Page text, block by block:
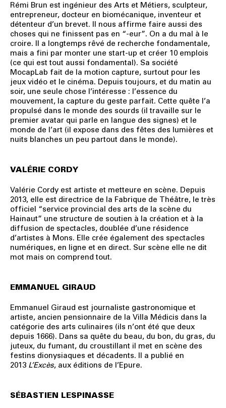
Rémi Brun est ingénieur des Arts et Métiers, sculpteur,
entrepreneur, docteur en biomécanique, inventeur et
détenteur d’un brevet. Il nous affirme faire aussi des
choses qui ne finissent pas en “-eur”. On a du mal à le
croire. Il a longtemps rêvé de recherche fondamentale,
mais a fini par monter une start-up et créer 10 emplois
(ce qui est tout aussi fondamental). Sa société
MocapLab fait de la motion capture, surtout pour les
jeux vidéo et le cinéma. Depuis toujours, et du matin au
soir, une seule chose l’intéresse : l’essence du
mouvement, la capture du geste parfait. Cette quête l’a
propulsé dans le monde des sourds (il travaille sur le
premier avatar qui parle en langue des signes) et le
monde de l’art (il expose dans des fêtes des lumières et
nuits blanches un peu partout dans le monde).
VALÉRIE CORDY
Valérie Cordy est artiste et metteure en scène. Depuis
2013, elle est directrice de la Fabrique de Théâtre, le très
officiel “service provincial des arts de la scène du
Hainaut” une structure de soutien à la création et à la
diffusion de spectacles, doublée d’une résidence
d’artistes à Mons. Elle crée également des spectacles
numériques, en ligne et en direct. Sur scène elle ne dit
mot mais on comprend tout.
EMMANUEL GIRAUD
Emmanuel Giraud est journaliste gastronomique et
artiste, ancien pensionnaire de la Villa Médicis dans la
catégorie des arts culinaires (ils n’ont été que deux
depuis 1666). Dans sa quête du beau, du bon, du gras, du
juteux, du fumant, du croustillant il met en scène des
festins dionysiaques et décadents. Il a publié en
2013 L’Excès, aux éditions de l’Epure.
SÉBASTIEN LESPINASSE